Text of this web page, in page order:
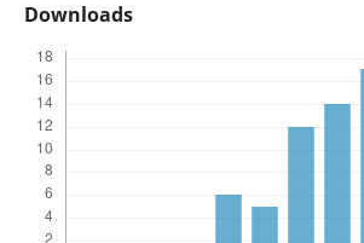
Downloads